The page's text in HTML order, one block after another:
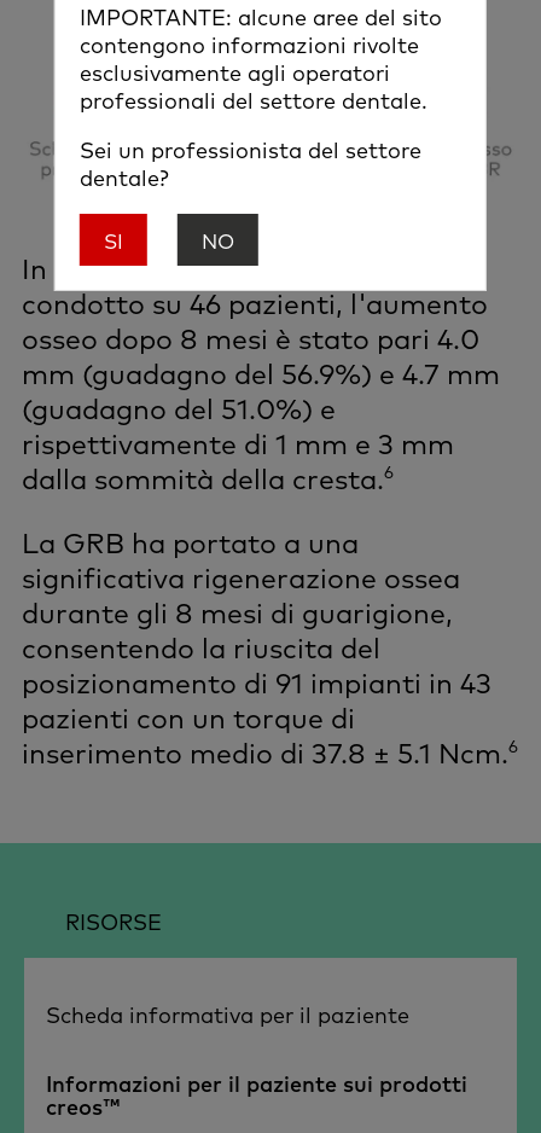
In uno studio clinico multicentrico
condotto su 46 pazienti, l'aumento
osseo dopo 8 mesi è stato pari 4.0
mm (guadagno del 56.9%) e 4.7 mm
(guadagno del 51.0%) e
rispettivamente di 1 mm e 3 mm
dalla sommità della cresta.6
La GRB ha portato a una
significativa rigenerazione ossea
durante gli 8 mesi di guarigione,
consentendo la riuscita del
posizionamento di 91 impianti in 43
pazienti con un torque di
inserimento medio di 37.8 ± 5.1 Ncm.6
RISORSE
Scheda informativa per il paziente
Informazioni per il paziente sui prodotti
creos™
IMPORTANTE: alcune aree del sito
contengono informazioni rivolte
esclusivamente agli operatori
professionali del settore dentale.
Sei un professionista del settore
dentale?
SI NO